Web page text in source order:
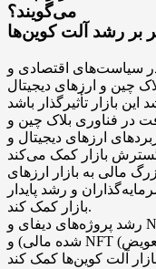
در سیاست‌های اقتصادی و
چین و ارزهای دیجیتال
در فناوری بلاک چین و
ارزهای دیجیتال و
مالی به بازار ارزهای
و رشد پایدار
بازار کمک کند.
رشد پروژه‌های دیفای و NFT: توسعه پروژه‌های دیفای (دسامبرالیز
شده مالی) و NFT (توکن‌های غیرقابل تعویض) نیز می‌تواند به رشد